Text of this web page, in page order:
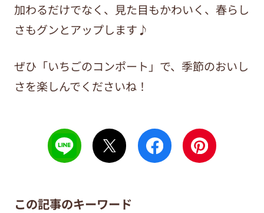
加わるだけでなく、見た目もかわいく、春らし
さもグンとアップします♪
ぜひ「いちごのコンポート」で、季節のおいし
さを楽しんでくださいね！
この記事のキーワード